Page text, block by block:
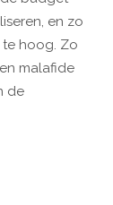
en zo
hoog. Zo
­malafide
de